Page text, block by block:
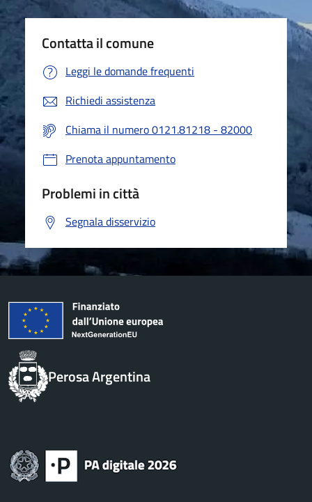
Contatta il comune
Leggi le domande frequenti
Richiedi assistenza
Chiama il numero 0121.81218 - 82000
Prenota appuntamento
Problemi in città
Segnala disservizio
Perosa Argentina